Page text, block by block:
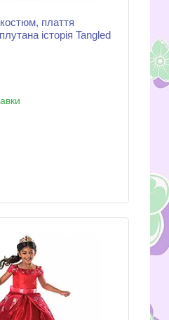
плаття
історія Tangled